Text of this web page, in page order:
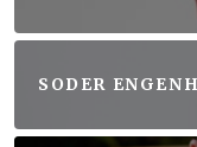
SODER